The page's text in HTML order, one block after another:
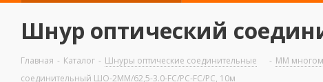
Шнур оптический
Главная - Каталог - Шнуры оптические соединительные - MM
соединительный ШО-2MM/62,5-3.0-FC/PC-FC/PC, 10м